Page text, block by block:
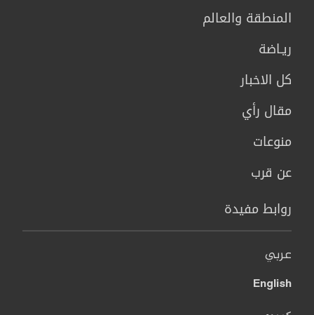
المنطقة والعالم
ريـاضة
كل الاخبار
مقال رأي
منوعات
عن قرب
روابط مفيدة
عربي
English